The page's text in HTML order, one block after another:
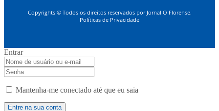
Copyrights © Todos os direitos reservados por Jornal O Florense.
Políticas de Privacidade
Entrar
Mantenha-me conectado até que eu saia